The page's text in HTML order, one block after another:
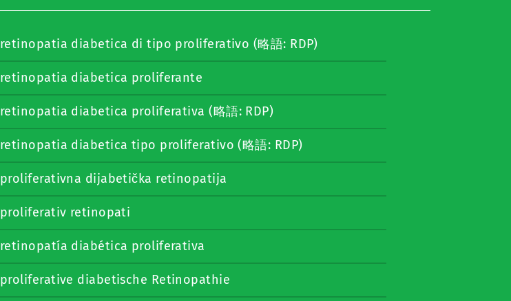
retinopatia diabetica di tipo proliferativo (略語: RDP)
retinopatia diabetica proliferante
retinopatia diabetica proliferativa (略語: RDP)
retinopatia diabetica tipo proliferativo (略語: RDP)
proliferativna dijabetička retinopatija
proliferativ retinopati
retinopatía diabética proliferativa
proliferative diabetische Retinopathie